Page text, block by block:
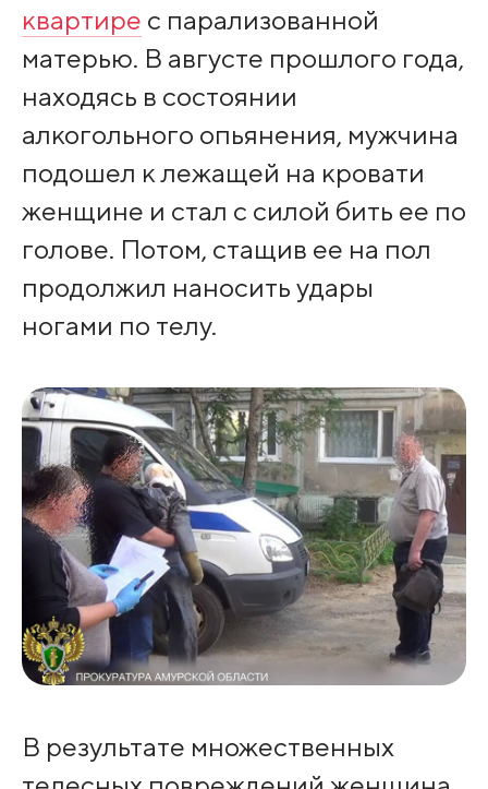
квартире с парализованной
матерью. В августе прошлого года,
находясь в состоянии
алкогольного опьянения, мужчина
подошел к лежащей на кровати
женщине и стал с силой бить ее по
голове. Потом, стащив ее на пол
продолжил наносить удары
ногами по телу.
В результате множественных